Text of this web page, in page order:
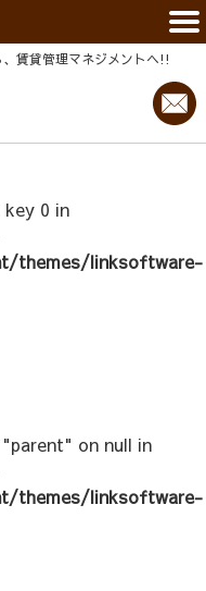
賃貸管理マネジメントヘ!!
key 0 in
themes/linksoftware-
on null in
themes/linksoftware-